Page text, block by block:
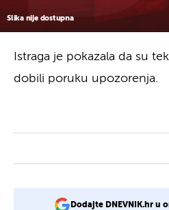
Slika nije dostupna
Istraga je pokazala da su
dobili poruku upozorenja.
Dodajte DNEVNIK.hr u